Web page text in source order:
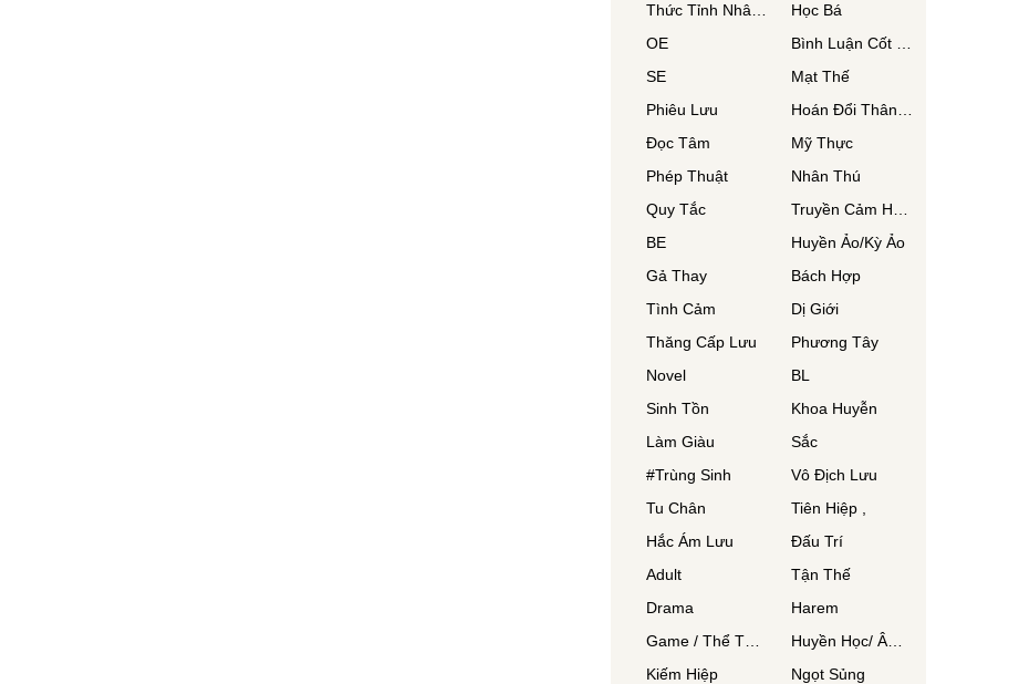
Học Bá
OE
SE
Mạt Thế
Phiêu Lưu
Đọc Tâm
Mỹ Thực
Phép Thuật
Nhân Thú
Quy Tắc
BE
Huyền Ảo/Kỳ Ảo
Gả Thay
Bách Hợp
Tình Cảm
Dị Giới
Thăng Cấp Lưu
Phương Tây
Novel
BL
Sinh Tồn
Khoa Huyễn
Làm Giàu
Sắc
#Trùng Sinh
Vô Địch Lưu
Tu Chân
Tiên Hiệp ,
Hắc Ám Lưu
Đấu Trí
Adult
Tận Thế
Drama
Harem
Huyền Học/ Âm Dương Sư/ Phong Thuỷ Sư
Kiếm Hiệp
Ngọt Sủng